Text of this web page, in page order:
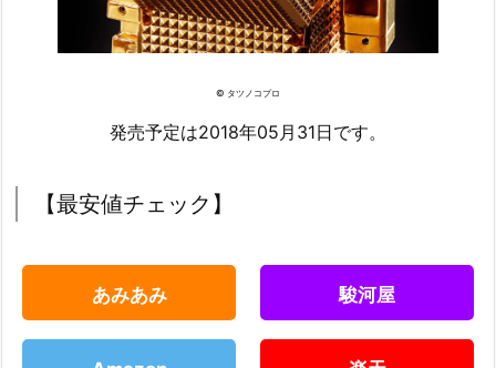
© タツノコプロ
発売予定は2018年05月31日です。
【最安値チェック】
あみあみ 駿河屋